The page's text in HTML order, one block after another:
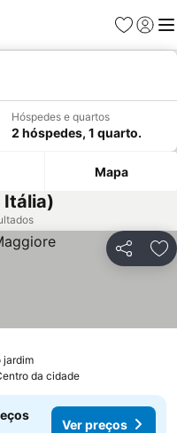
Favoritos
Iniciar
Hóspedes e quartos
2 hóspedes, 1 quarto.
Mapa
Itália)
Partilhar
jardimVer preços
da cidade
Ver preços